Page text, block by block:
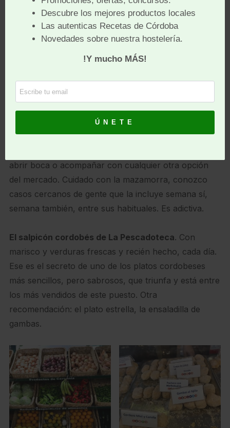
Los flamenquines, versión mini, de La Croquetería
Crujiente, en solo tres minutos y sin aceite, te sirven
hace que además de lo conocido, quieras seguir
probando, por ejemplo, las croquetas de cordero con
miel y canela, de venado, de gambas al ajillo (las más
Los salmorejo y la mazamorra de La Salmoreteca.
abrir boca o acompañar con cualquier otra opción
del mercado. Cuidado con la mazamorra, conozco
casos cercanos de gente que la incluye semana sí,
semana también, entre sus habituales. Es adictiva.
El salpicón cordobés de La Pescadoteca. Con
marisco y verduras frescas y recién hecho, cada día.
Ese es el secreto de uno de los platos cordobeses
más sencillos, pero sabrosos, que triunfa y está entre
los más vendidos de este puesto. Otra
recomendación: el plato estrella, la ensaladilla de
gambas.